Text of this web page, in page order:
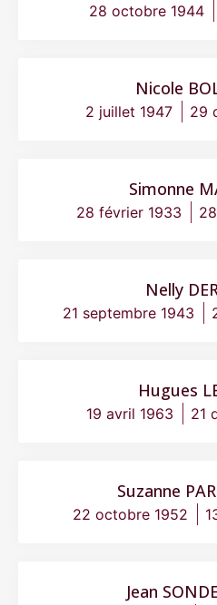
28 octobre 1944
Nicole
2 juillet 1947 29
Simonne
28 février 1933
Nelly
21 septembre 1943
Hugues
19 avril 1963 21
Suzanne
22 octobre 1952
Jean